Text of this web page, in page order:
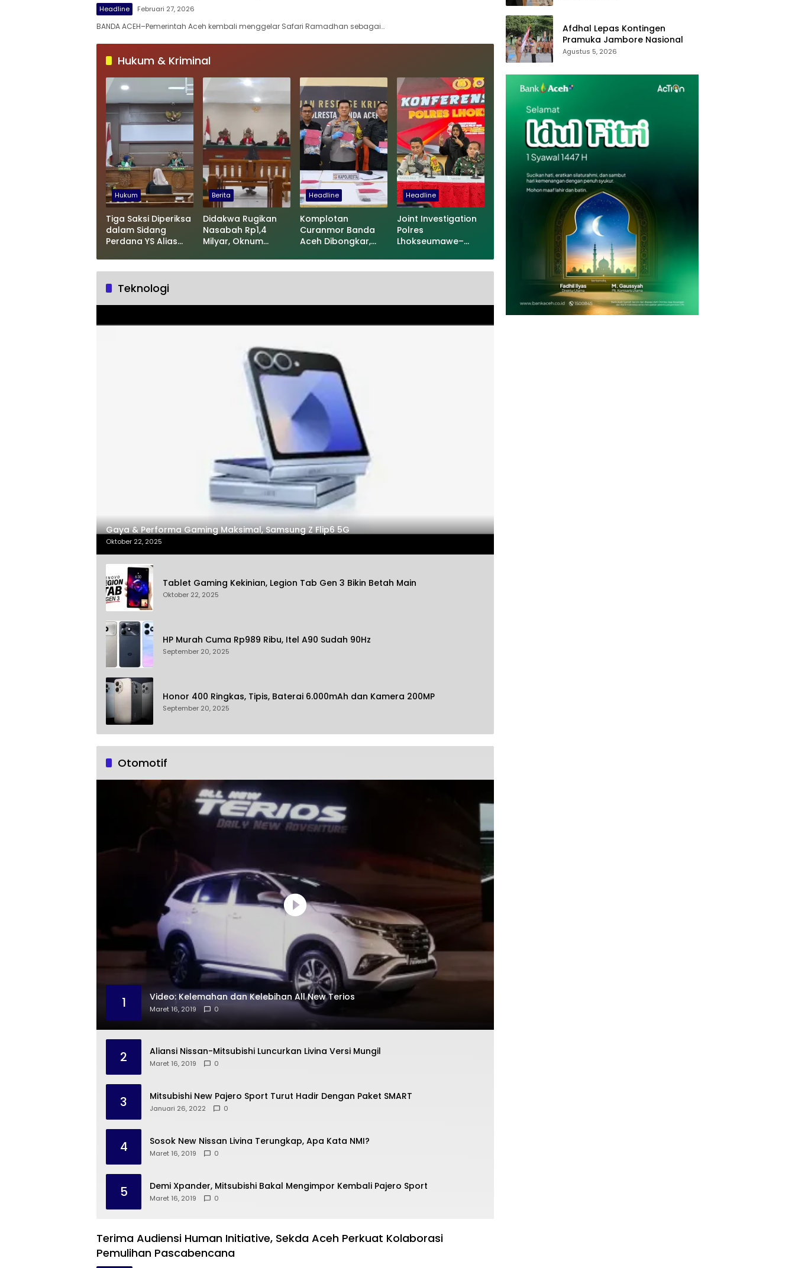
Headline Februari 27, 2026
BANDA ACEH–Pemerintah Aceh kembali menggelar Safari Ramadhan sebagai…
Hukum & Kriminal
Hukum
Tiga Saksi Diperiksa
dalam Sidang
Perdana YS Alias
Berita
Didakwa Rugikan
Nasabah Rp1,4
Milyar, Oknum
Sabang
Headline
Komplotan
Curanmor Banda
Aceh Dibongkar,
Headline
Joint Investigation
Polres
Lhokseumawe–
Curanmor Berhasil
Teknologi
Gaya & Performa Gaming Maksimal, Samsung Z Flip6 5G
Oktober 22, 2025
Tablet Gaming Kekinian, Legion Tab Gen 3 Bikin Betah Main
Oktober 22, 2025
HP Murah Cuma Rp989 Ribu, Itel A90 Sudah 90Hz
September 20, 2025
Honor 400 Ringkas, Tipis, Baterai 6.000mAh dan Kamera 200MP
September 20, 2025
Otomotif
1 Video: Kelemahan dan Kelebihan All New Terios
Maret 16, 2019 0
2 Aliansi Nissan-Mitsubishi Luncurkan Livina Versi Mungil
Maret 16, 2019 0
3 Mitsubishi New Pajero Sport Turut Hadir Dengan Paket SMART
Januari 26, 2022 0
4 Sosok New Nissan Livina Terungkap, Apa Kata NMI?
Maret 16, 2019 0
5 Demi Xpander, Mitsubishi Bakal Mengimpor Kembali Pajero Sport
Maret 16, 2019 0
Terima Audiensi Human Initiative, Sekda Aceh Perkuat Kolaborasi
Pemulihan Pascabencana
Afdhal Lepas Kontingen
Pramuka Jambore Nasional
Agustus 5, 2026